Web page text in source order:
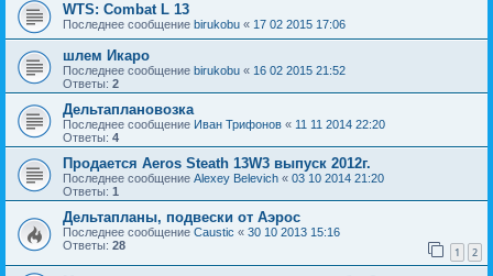
WTS: Combat L 13
Последнее сообщение birukobu « 17 02 2015 17:06
шлем Икаро
Последнее сообщение birukobu « 16 02 2015 21:52
Ответы: 2
Дельтаплановозка
Последнее сообщение Иван Трифонов « 11 11 2014 22:20
Ответы: 4
Продается Aeros Steath 13W3 выпуск 2012г.
Последнее сообщение Alexey Belevich « 03 10 2014 21:20
Ответы: 1
Дельтапланы, подвески от Аэрос
Последнее сообщение Caustic « 30 10 2013 15:16
Ответы: 28 1 2